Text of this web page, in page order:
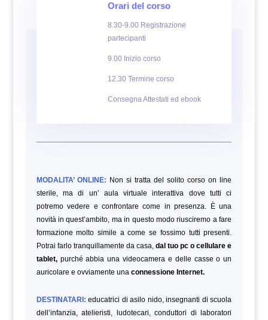
Orari del corso
8.30-9.00 Registrazione
partecipanti
9.00 Inizio corso
12.30 Termine corso
Consegna Attestati ed ebook
MODALITA’ ONLINE: Non si tratta del solito corso on line
sterile, ma di un’ aula virtuale interattiva dove tutti ci
potremo vedere e confrontare come in presenza. È una
novità in quest’ambito, ma in questo modo riusciremo a fare
formazione molto simile a come se fossimo tutti presenti.
Potrai farlo tranquillamente da casa, dal tuo pc o cellulare e
tablet,purché abbia una videocamera e delle casse o un
auricolare e ovviamente una connessione Internet.
DESTINATARI: educatrici di asilo nido, insegnanti di scuola
dell’infanzia, atelieristi, ludotecari, conduttori di laboratori